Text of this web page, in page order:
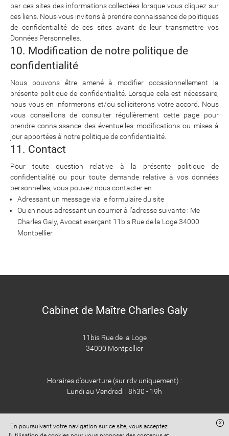
par ces sites des informations collectées lorsque vous cliquez sur
ces liens. Nous vous invitons à prendre connaissance de politiques
de confidentialité de ces sites avant de leur transmettre vos
Données Personnelles.
10. Modification de notre politique de
confidentialité
Nous pouvons être amené à modifier occasionnellement la
présente politique de confidentialité. Lorsque cela est nécessaire,
nous vous en informerons et/ou solliciterons votre accord. Nous
vous conseillons de consulter régulièrement cette page pour
prendre connaissance des éventuelles modifications ou mises à
jour apportées à notre politique de confidentialité.
11. Contact
Pour toute question relative à la présente politique de
confidentialité ou pour toute demande relative à vos données
personnelles, vous pouvez nous contacter en :
Adressant un message via le formulaire du site
Ou en nous adressant un courrier à l’adresse suivante : Me
Charles Galy, Avocat exerçant 11bis Rue de la Loge 34000
Montpellier.
Cabinet de Maître Charles Galy
11bis Rue de la Loge
34000 Montpellier
Horaires d'ouverture (sur rdv uniquement) :
Lundi au Vendredi : 8h30 - 19h
En poursuivant votre navigation sur ce site, vous acceptez
x